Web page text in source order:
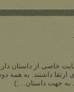
خاصی از داستان
ارتقا داشتند. به همه
به جهت داستان…;)